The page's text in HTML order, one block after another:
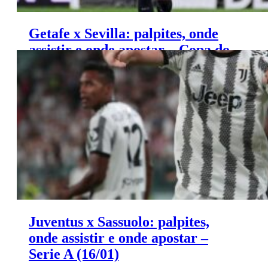
Getafe x Sevilla: palpites, onde
assistir e onde apostar – Copa do
Rei (16/01)
Juventus x Sassuolo: palpites,
onde assistir e onde apostar –
Serie A (16/01)